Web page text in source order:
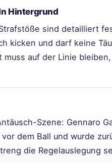
Hintergrund
sind detailliert
kicken und darf keine
muss auf der Linie
Szene: Gennaro
dem Ball und wurde
die Regelauslegung